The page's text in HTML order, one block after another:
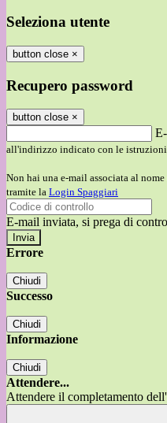
Seleziona utente
button close ×
Recupero password
button close ×
all'indirizzo indicato con le istruzioni
Non hai una e-mail associata al
tramite la Login Spaggiari
E-mail inviata, si prega di
Errore
Chiudi
Successo
Chiudi
Informazione
Chiudi
Attendere...
Attendere il completamento